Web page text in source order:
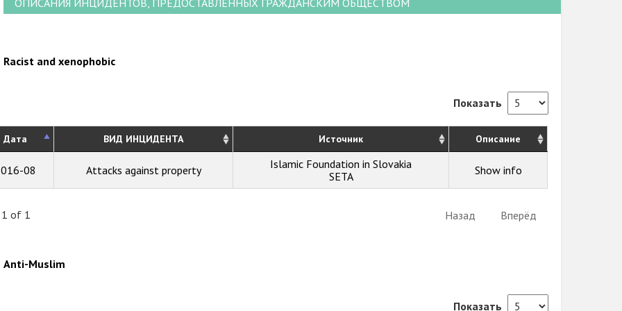
Racist and xenophobic
Показать
Дата ВИД ИНЦИДЕНТА Источник Описание
08 Attacks against property
Islamic Foundation in Slovakia
SETA
Show info
1 of 1 Назад Вперёд
Anti-Muslim
Показать